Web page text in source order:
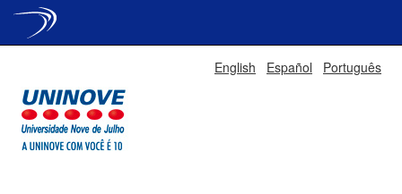
English Español Português